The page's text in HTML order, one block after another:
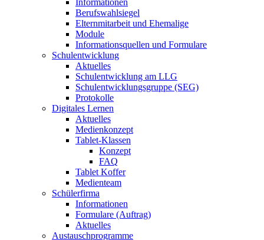
Informationen
Berufswahlsiegel
Elternmitarbeit und Ehemalige
Module
Informationsquellen und Formulare
Schulentwicklung
Aktuelles
Schulentwicklung am LLG
Schulentwicklungsgruppe (SEG)
Protokolle
Digitales Lernen
Aktuelles
Medienkonzept
Tablet-Klassen
Konzept
FAQ
Tablet Koffer
Medienteam
Schülerfirma
Informationen
Formulare (Auftrag)
Aktuelles
Austauschprogramme